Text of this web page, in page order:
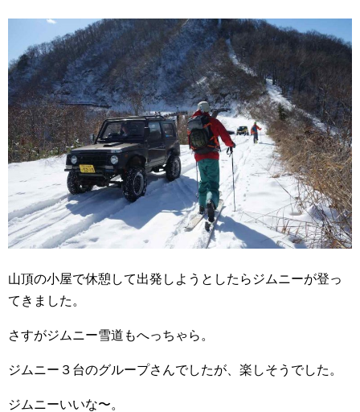
山頂の小屋で休憩して出発しようとしたらジムニーが登っ
てきました。
さすがジムニー雪道もへっちゃら。
ジムニー３台のグループさんでしたが、楽しそうでした。
ジムニーいいな〜。